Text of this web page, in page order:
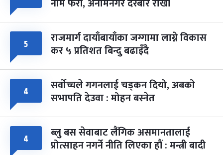
नाम फेरौं, अनामनगर दरबार राखौं
५ राजमार्ग दायाँबायाँका जग्गामा लाग्ने विकास
कर ५ प्रतिशत बिन्दु बढाइँदै
४ सर्वोच्चले गगनलाई चड्कन दियो, अबको
सभापति देउवा : मोहन बस्नेत
४ ब्लु बस सेवाबाट लैंगिक असमानतालाई
प्रोत्साहन नगर्ने नीति लिएका हौं : मन्त्री बादी